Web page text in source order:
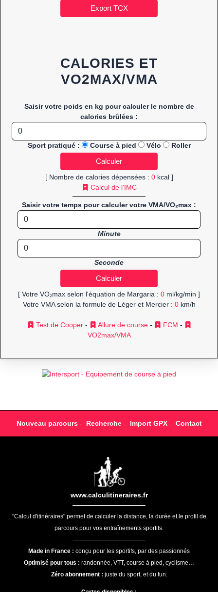
CALORIES ET
VO2MAX/VMA
Saisir votre poids en kg pour calculer le nombre de
calories brûlées :
Sport pratiqué : Course à pied Vélo Roller
[ Nombre de calories dépensées : 0kcal ]
Calcul de l'IMC
Saisir votre temps pour calculer votre VMA/VO₂max :
Minute
Seconde
[ Votre VO₂max selon l'équation de Margaria : 0 ml/kg/min ]
Votre VMA selon la formule de Léger et Mercier : 0km/h
Test de Cooper- Allure de course- FCM -
VO2max/VMA
Nouveau parcours- Recherche- Import GPX- Contact
www.calculitineraires.fr
"Calcul d'itinéraires" permet de calculer la distance, la durée et le profil de
parcours pour vos entraînements sportifs.
Made in France : conçu pour les sportifs, par des passionnés
Optimisé pour tous : randonnée, VTT, course à pied, cyclisme…
Zéro abonnement : juste du sport, et du fun.